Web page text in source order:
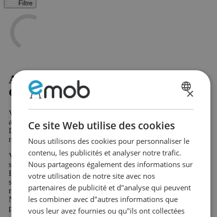
Filtre
Acheter Portemanteaux sur pied -
Gris?
Vous cherchez Portemanteaux sur pied - Gris ? Alors vous êtes
assuré de réussir chez Emob, votre magasin de meubles en ligne.
Dans notre vaste gamme, vous trouverez plus de 10 000 beaux
meubles et produits de décoration d'intérieur attrayants
Votre nouveau produit préféré dans la catégorie Portemanteaux
sur pied - Gris vous sera expédié rapidement et avantageusement.
Beaucoup de nos produits sont disponibles immédiatement et
sont livrés rapidement. De plus, vous bénéficiez d'un droit de
retour de 60 jours et d'une garantie de 2 ans sur tous les meubles.
Nouveau chez Emob et unique dans le secteur, l'option de post-
paiement gratuit ou de paiement fractionné.
×
Ce site Web utilise des cookies
Nous utilisons des cookies pour personnaliser le
contenu, les publicités et analyser notre trafic.
Nous partageons également des informations sur
votre utilisation de notre site avec nos
partenaires de publicité et d"analyse qui peuvent
les combiner avec d"autres informations que
vous leur avez fournies ou qu"ils ont collectées